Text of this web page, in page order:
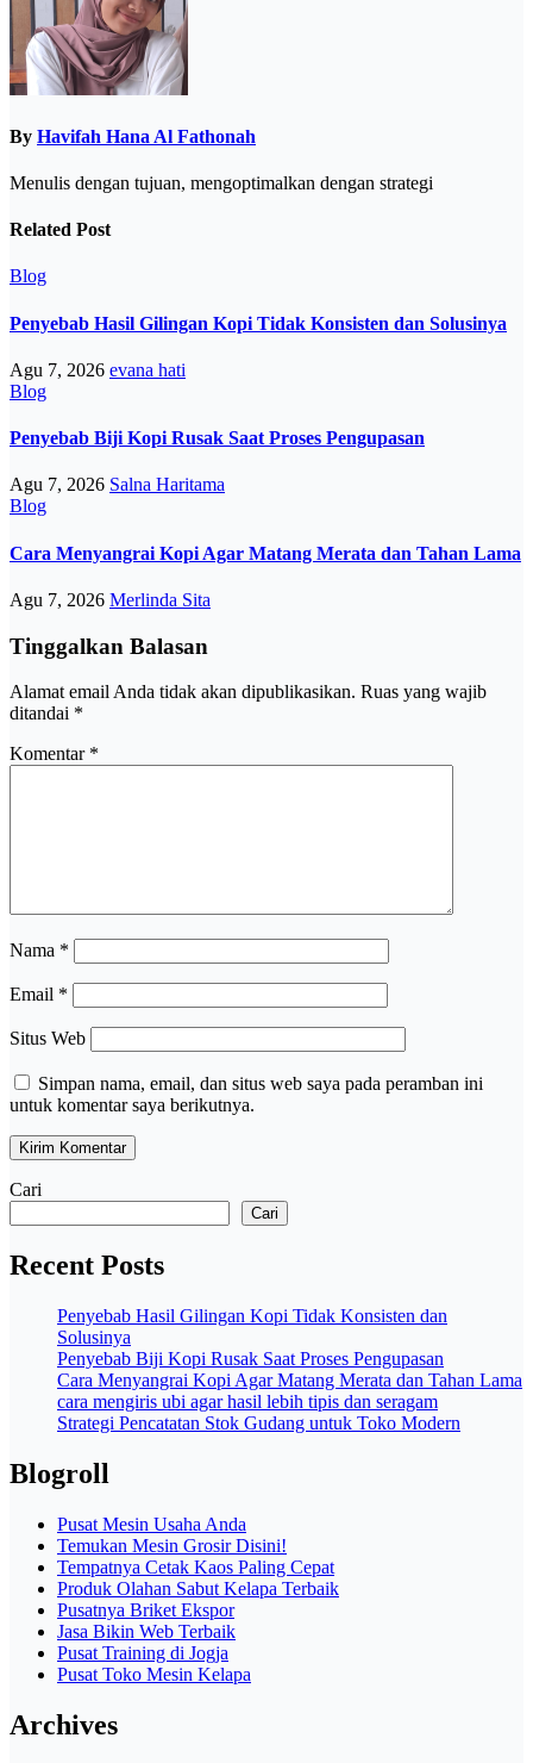
By Havifah Hana Al Fathonah
Menulis dengan tujuan, mengoptimalkan dengan strategi
Related Post
Blog
Penyebab Hasil Gilingan Kopi Tidak Konsisten dan Solusinya
Agu 7, 2026 evana hati
Blog
Penyebab Biji Kopi Rusak Saat Proses Pengupasan
Agu 7, 2026 Salna Haritama
Blog
Cara Menyangrai Kopi Agar Matang Merata dan Tahan Lama
Agu 7, 2026 Merlinda Sita
Tinggalkan Balasan
Alamat email Anda tidak akan dipublikasikan. Ruas yang wajib
ditandai *
Komentar *
Nama *
Email *
Situs Web
Simpan nama, email, dan situs web saya pada peramban ini
untuk komentar saya berikutnya.
Cari
Cari
Recent Posts
Penyebab Hasil Gilingan Kopi Tidak Konsisten dan
Solusinya
Penyebab Biji Kopi Rusak Saat Proses Pengupasan
Cara Menyangrai Kopi Agar Matang Merata dan Tahan Lama
cara mengiris ubi agar hasil lebih tipis dan seragam
Strategi Pencatatan Stok Gudang untuk Toko Modern
Blogroll
Pusat Mesin Usaha Anda
Temukan Mesin Grosir Disini!
Tempatnya Cetak Kaos Paling Cepat
Produk Olahan Sabut Kelapa Terbaik
Pusatnya Briket Ekspor
Jasa Bikin Web Terbaik
Pusat Training di Jogja
Pusat Toko Mesin Kelapa
Archives